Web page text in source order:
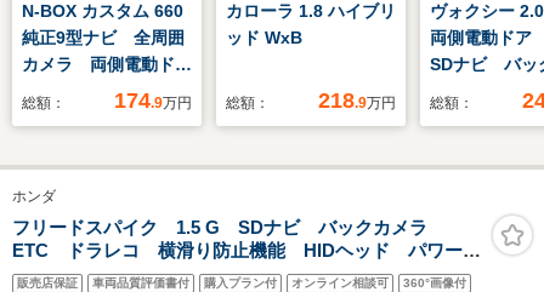
N-BOX カスタム 660
純正9型ナビ 全周囲
カメラ 両側電動ド
ア ホンダセンシン
ー 前席シートヒータ
ー LEDヘッド オー
トハイビーム オート
ライト スマートキ
ー ステアリングスイ
総額： 174.9万円
カローラ 1.8 ハイブリ
ッド WxB
総額： 218.9万円
ヴォクシー
両側電動ド
SDナビ バッ
ラ 衝突被害
LEDヘッド
正16インチ
オートハイビ
ートライト
総額：
ホンダ
フリードスパイク 1.5 G SDナビ バックカメラ
ETC ドラレコ 横滑り防止機能 HIDヘッド パワーウ
ィンドウ 電動格納ミラー バニティミラー キーレス
販売店保証 車両品質評価書付 購入プラン付 オンライン相談可 360°画像付